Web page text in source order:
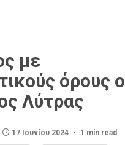
με
όρους ο
Λύτρας
17 Ιουνίου 2024 1 min read